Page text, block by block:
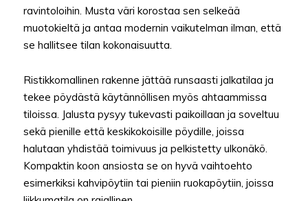
ravintoloihin. Musta väri korostaa sen selkeää
muotokieltä ja antaa modernin vaikutelman ilman, että
se hallitsee tilan kokonaisuutta.
Ristikkomallinen rakenne jättää runsaasti jalkatilaa ja
tekee pöydästä käytännöllisen myös ahtaammissa
tiloissa. Jalusta pysyy tukevasti paikoillaan ja soveltuu
sekä pienille että keskikokoisille pöydille, joissa
halutaan yhdistää toimivuus ja pelkistetty ulkonäkö.
Kompaktin koon ansiosta se on hyvä vaihtoehto
esimerkiksi kahvipöytiin tai pieniin ruokapöytiin, joissa